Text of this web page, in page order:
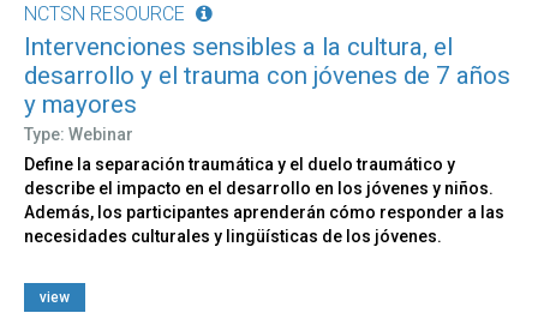
NCTSN RESOURCE
Intervenciones sensibles a la cultura, el
desarrollo y el trauma con jóvenes de 7 años
y mayores​​
Type: Webinar
Define la separación traumática y el duelo traumático y
describe el impacto en el desarrollo en los jóvenes y niños.
Además, los participantes aprenderán cómo responder a las
necesidades culturales y lingüísticas de los jóvenes.
view